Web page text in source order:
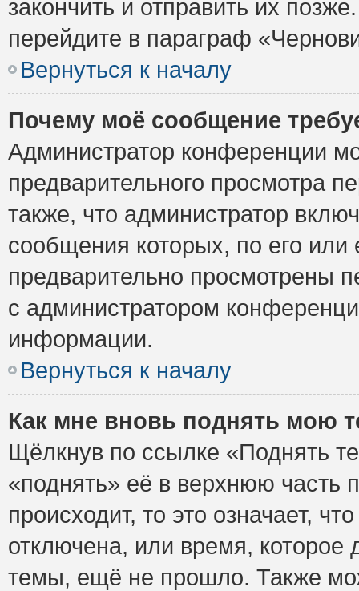
закончить и отправить их
перейдите в параграф
Вернуться к началу
Почему моё сообщение
Администратор конференции
предварительного просмотра
также, что администратор
сообщения которых, по его
предварительно просмотрены
с администратором
информации.
Вернуться к началу
Как мне вновь поднять мою
Щёлкнув по ссылке «Поднять
«поднять» её в верхнюю часть
происходит, то это означает,
отключена, или время, которое
темы, ещё не прошло. Также